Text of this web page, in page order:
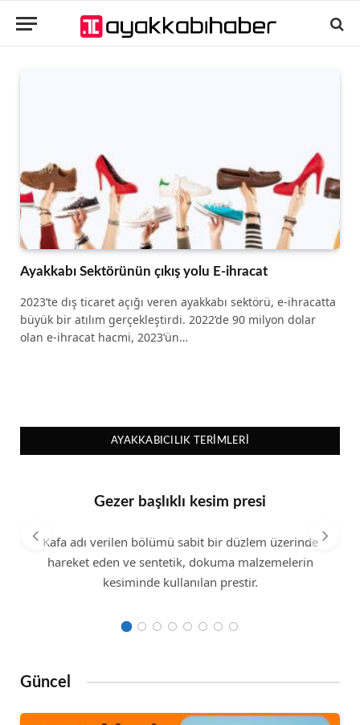
Ayakkabı Sektörünün çıkış yolu E-ihracat
2023’te dış ticaret açığı veren ayakkabı sektörü, e-ihracatta
büyük bir atılım gerçekleştirdi. 2022’de 90 milyon dolar
olan e-ihracat hacmi, 2023’ün…
AYAKKABICILIK TERIMLERI
Gezer başlıklı kesim presi
Kafa adı verilen bölümü sabit bir düzlem üzerinde
hareket eden ve sentetik, dokuma malzemelerin
kesiminde kullanılan prestir.
Güncel